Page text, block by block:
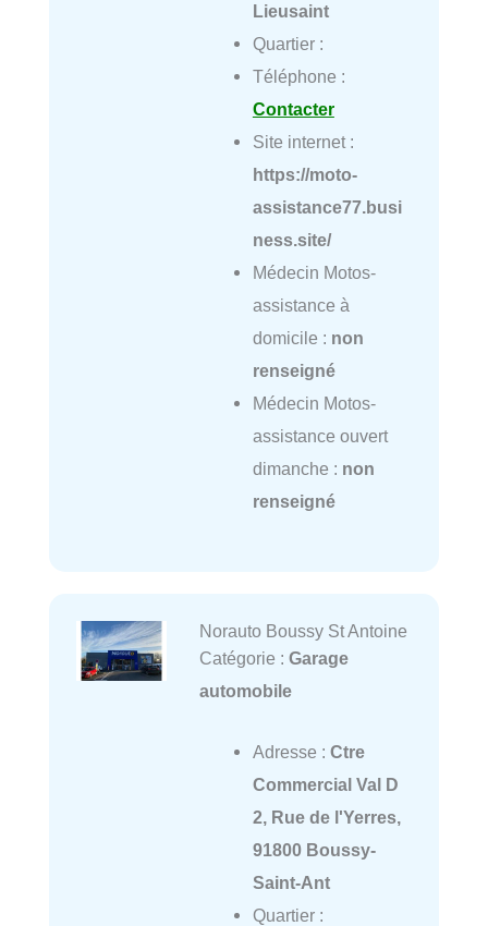
Lieusaint
Quartier :
Téléphone :
Contacter
Site internet :
https://moto-
assistance77.busi
ness.site/
Médecin Motos-
assistance à
domicile : non
renseigné
Médecin Motos-
assistance ouvert
dimanche : non
renseigné
Norauto Boussy St Antoine
Catégorie : Garage
automobile
Adresse : Ctre
Commercial Val D
2, Rue de l'Yerres,
91800 Boussy-
Saint-Ant
Quartier :